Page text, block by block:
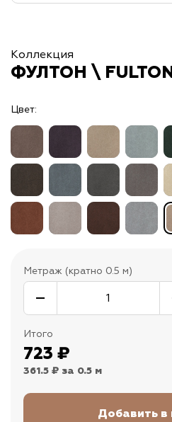
Коллекция
ФУЛТОН \ FULTON
Цвет:
Метраж (кратно 0.5 м)
Итого
723 ₽
361.5 ₽ за 0.5 м